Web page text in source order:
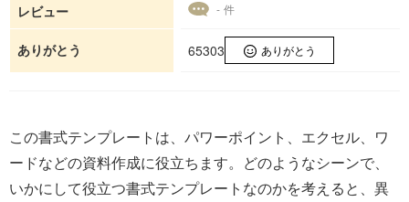
レビュー
- 件
ありがとう 65303 ありがとう
この書式テンプレートは、パワーポイント、エクセル、ワ
ードなどの資料作成に役立ちます。どのようなシーンで、
いかにして役立つ書式テンプレートなのかを考えると、異